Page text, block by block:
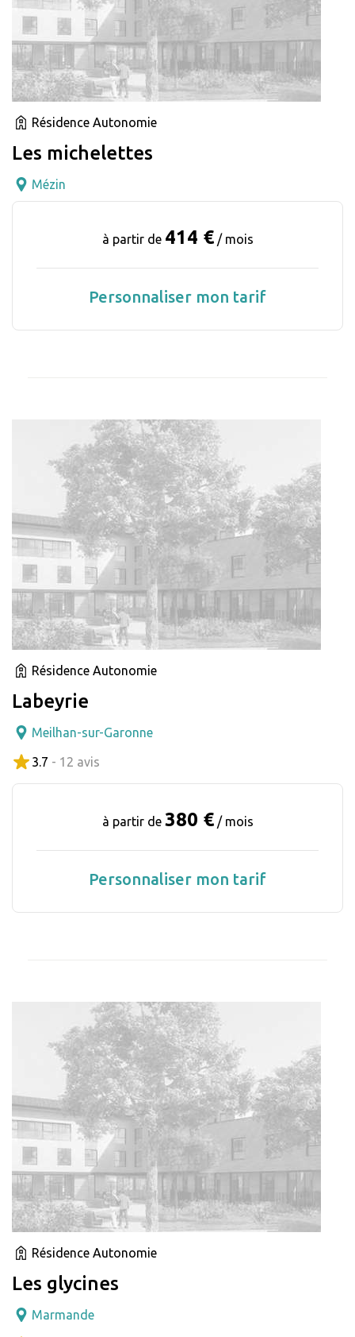
Résidence Autonomie
Les michelettes
Mézin
à partir de 414 € / mois
Personnaliser mon tarif
Résidence Autonomie
Labeyrie
Meilhan-sur-Garonne
3.7 - 12 avis
à partir de 380 € / mois
Personnaliser mon tarif
Résidence Autonomie
Les glycines
Marmande